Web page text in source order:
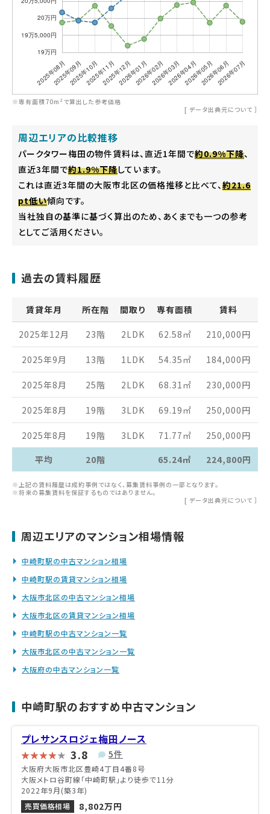
※専有面積70m²で算出した参考価格
[ データ出典元について ］
周辺エリアの比較推移
パークタワー梅田の物件賃料は、直近1年間で約0.9%下降、
直近3年間で約1.9%下降しています。
これは直近3年間の大阪市北区の価格推移と比べて、約21.6
pt低い傾向です。
当社独自の基準に基づく算出のため、あくまでも一つの参考
としてご活用ください。
過去の賃料履歴
賃貸年月 所在階 間取り 専有面積 賃料
2025年12月 23階 2LDK 62.58 ㎡ 210,000円
2025年9月 13階 1LDK 54.35 ㎡ 184,000円
2025年8月 25階 2LDK 68.31 ㎡ 230,000円
2025年8月 19階 3LDK 69.19 ㎡ 250,000円
2025年8月 19階 3LDK 71.77 ㎡ 250,000円
平均
20階 65.24㎡ 224,800円
※上記の賃料履歴は成約事例ではなく、募集賃料事例の一部となります。
※将来の募集賃料を保証するものではありません。
[ データ出典元について ］
周辺エリアのマンション相場情報
中崎町駅の中古マンション相場
中崎町駅の賃貸マンション相場
大阪市北区の中古マンション相場
大阪市北区の賃貸マンション相場
中崎町駅の中古マンション一覧
大阪市北区の中古マンション一覧
大阪府の中古マンション一覧
中崎町駅のおすすめ中古マンション
プレサンスロジェ梅田ノース
3.8 5件
大阪府大阪市北区豊崎4丁目4番8号
大阪メトロ谷町線「中崎町駅」より徒歩で11分
2022年9月(築3年)
売買価格相場
8,802万円